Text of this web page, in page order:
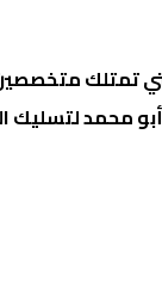
تمتلك
محمد لتسليك